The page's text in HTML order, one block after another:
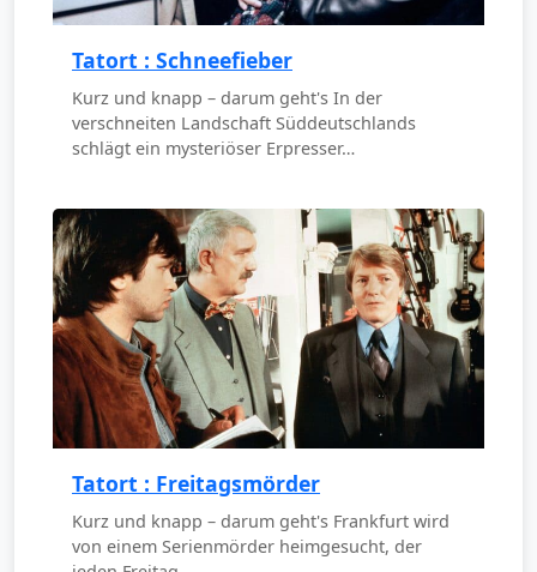
Tatort : Schneefieber
Kurz und knapp – darum geht's In der
verschneiten Landschaft Süddeutschlands
schlägt ein mysteriöser Erpresser…
Tatort : Freitagsmörder
Kurz und knapp – darum geht's Frankfurt wird
von einem Serienmörder heimgesucht, der